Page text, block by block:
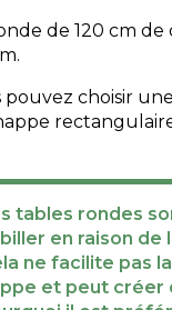
de 120 cm de
choisir
tables rondes
en raison de
ne facilite pas
et peut créer